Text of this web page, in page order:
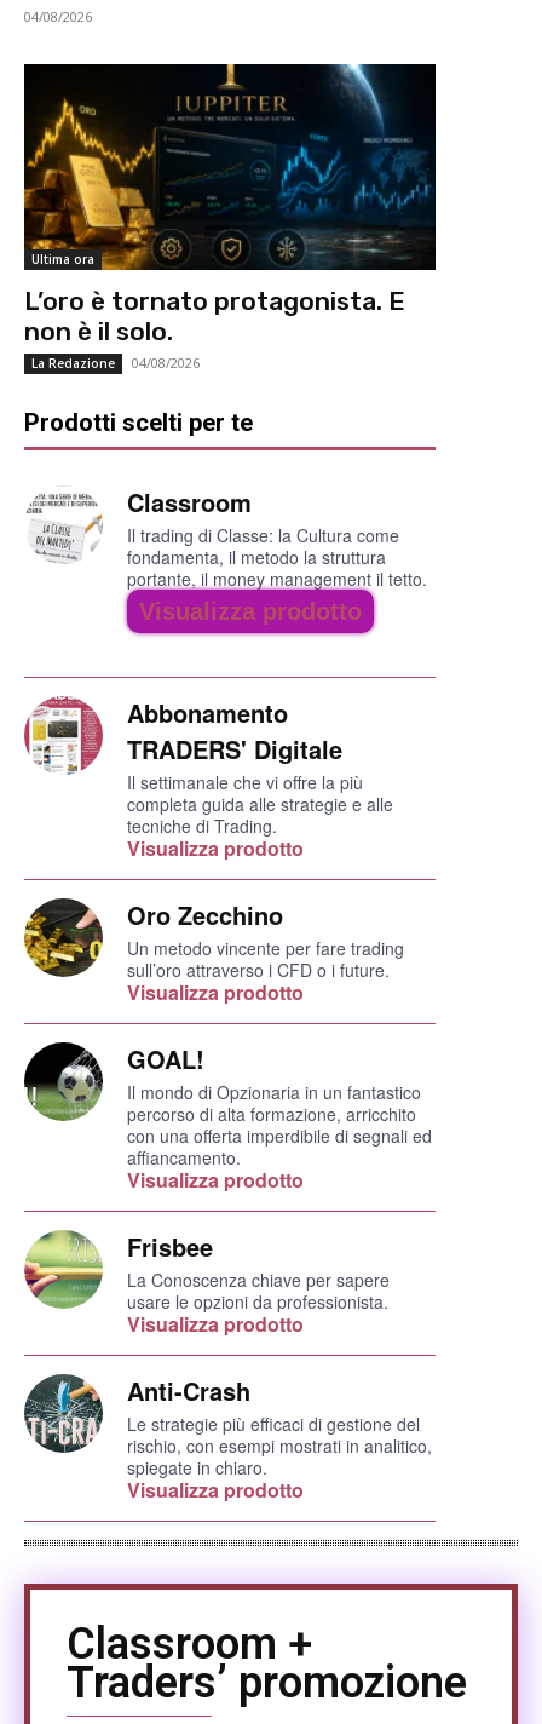
04/08/2026
Ultima ora
L’oro è tornato protagonista. E
non è il solo.
La Redazione 04/08/2026
Prodotti scelti per te
Classroom
Il trading di Classe: la Cultura come
fondamenta, il metodo la struttura
portante, il money management il tetto.
Visualizza prodotto
Abbonamento
TRADERS' Digitale
Il settimanale che vi offre la più
completa guida alle strategie e alle
tecniche di Trading.
Visualizza prodotto
Oro Zecchino
Un metodo vincente per fare trading
sull’oro attraverso i CFD o i future.
Visualizza prodotto
GOAL!
Il mondo di Opzionaria in un fantastico
percorso di alta formazione, arricchito
con una offerta imperdibile di segnali ed
affiancamento.
Visualizza prodotto
Frisbee
La Conoscenza chiave per sapere
usare le opzioni da professionista.
Visualizza prodotto
Anti-Crash
Le strategie più efficaci di gestione del
rischio, con esempi mostrati in analitico,
spiegate in chiaro.
Visualizza prodotto
Classroom +
Traders’ promozione